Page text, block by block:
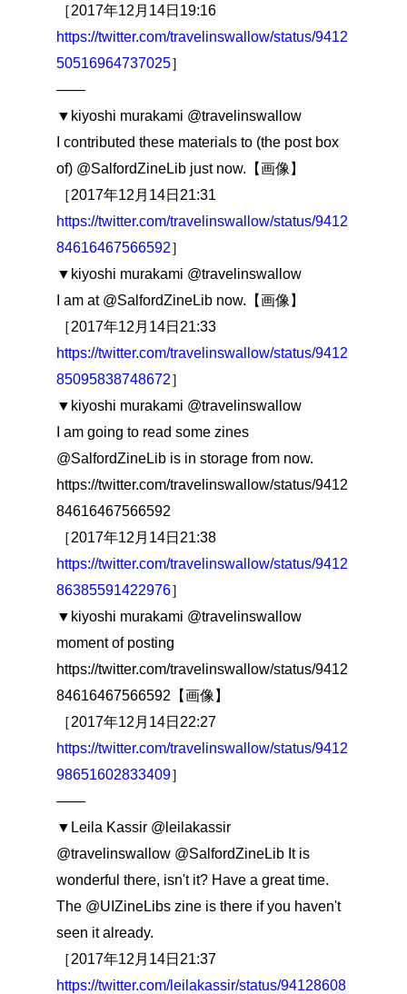
［2017年12月14日19:16
https://twitter.com/travelinswallow/status/9412
50516964737025］
――
▼kiyoshi murakami @travelinswallow
I contributed these materials to (the post box
of) @SalfordZineLib just now.【画像】
［2017年12月14日21:31
https://twitter.com/travelinswallow/status/9412
84616467566592］
▼kiyoshi murakami @travelinswallow
I am at @SalfordZineLib now.【画像】
［2017年12月14日21:33
https://twitter.com/travelinswallow/status/9412
85095838748672］
▼kiyoshi murakami @travelinswallow
I am going to read some zines
@SalfordZineLib is in storage from now.
https://twitter.com/travelinswallow/status/9412
84616467566592
［2017年12月14日21:38
https://twitter.com/travelinswallow/status/9412
86385591422976］
▼kiyoshi murakami @travelinswallow
moment of posting
https://twitter.com/travelinswallow/status/9412
84616467566592【画像】
［2017年12月14日22:27
https://twitter.com/travelinswallow/status/9412
98651602833409］
――
▼Leila Kassir @leilakassir
@travelinswallow @SalfordZineLib It is
wonderful there, isn't it? Have a great time.
The @UIZineLibs zine is there if you haven't
seen it already.
［2017年12月14日21:37
https://twitter.com/leilakassir/status/94128608